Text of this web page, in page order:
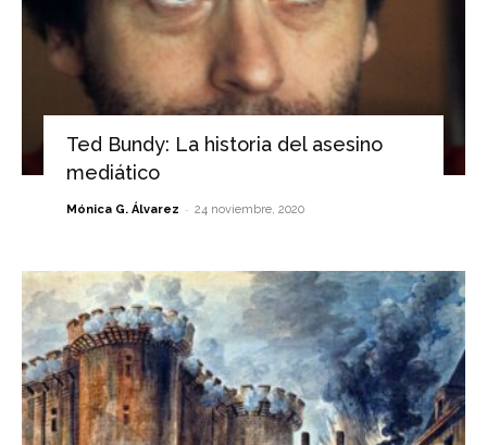
Ted Bundy: La historia del asesino
mediático
Mónica G. Álvarez - 24 noviembre, 2020